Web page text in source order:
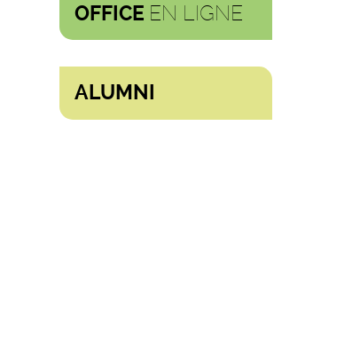
OFFICE EN LIGNE
ALUMNI